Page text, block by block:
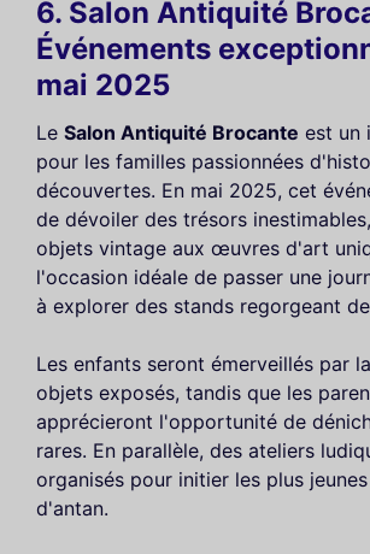
6. Salon Antiquité
Événements
mai 2025
Le Salon Antiquité Brocante est un
pour les familles passionnées
découvertes. En mai 2025, cet
de dévoiler des trésors
objets vintage aux œuvres d'art
l'occasion idéale de passer une
à explorer des stands regorgeant
Les enfants seront émerveillés par
objets exposés, tandis que les
apprécieront l'opportunité de
rares. En parallèle, des ateliers
organisés pour initier les plus
d'antan.